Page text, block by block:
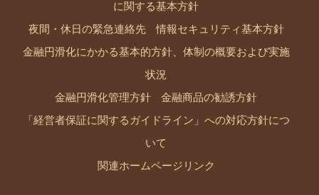
に関する基本方針
夜間・休日の緊急連絡先 情報セキュリティ基本方針
金融円滑化にかかる基本的方針、体制の概要および実施
状況
金融円滑化管理方針 金融商品の勧誘方針
「経営者保証に関するガイドライン」への対応方針につ
いて
関連ホームページリンク